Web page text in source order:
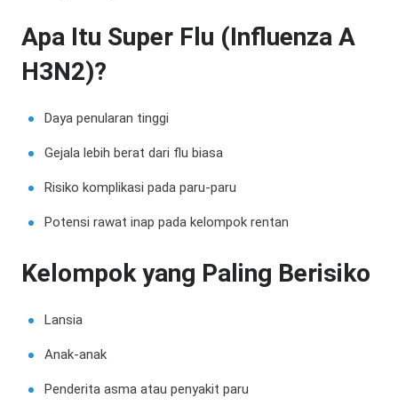
Apa Itu Super Flu (Influenza A
H3N2)?
Daya penularan tinggi
Gejala lebih berat dari flu biasa
Risiko komplikasi pada paru-paru
Potensi rawat inap pada kelompok rentan
Kelompok yang Paling Berisiko
Lansia
Anak-anak
Penderita asma atau penyakit paru